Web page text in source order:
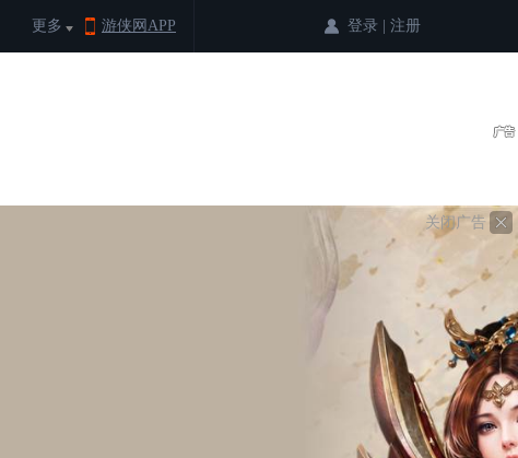
关闭广告
更多 游侠网APP 登录 | 注册